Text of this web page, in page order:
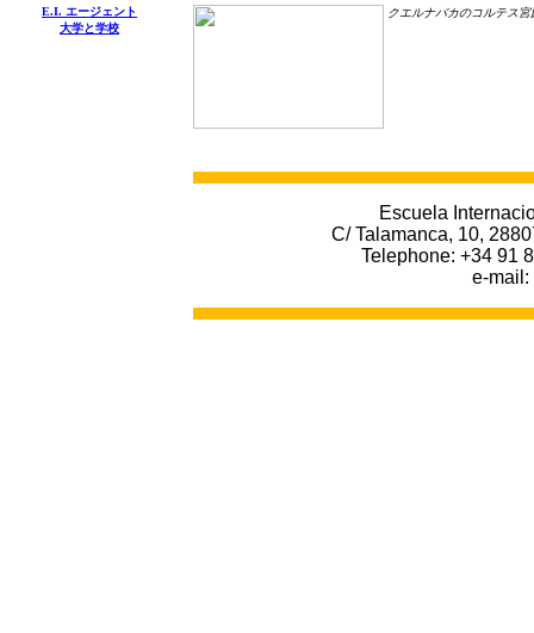
E.I. エージェント
大学と学校
クエルナバカのコルテス
Escuela
C/ Talamanca, 10,
Telephone: +34 91
e-mail: